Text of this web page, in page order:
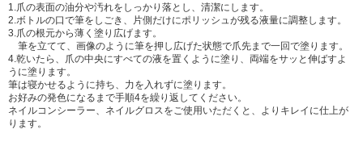
1.爪の表面の油分や汚れをしっかり落とし、清潔にします。
2.ボトルの口で筆をしごき、片側だけにポリッシュが残る液量に調整します。
3.爪の根元から薄く塗り広げます。
筆を立てて、画像のように筆を押し広げた状態で爪先まで一回で塗ります。
4.乾いたら、爪の中央にすべての液を置くように塗り、両端をサッと伸ばすよ
うに塗ります。
筆は寝かせるように持ち、力を入れずに塗ります。
お好みの発色になるまで手順4を繰り返してください。
ネイルコンシーラー、ネイルグロスをご使用いただくと、よりキレイに仕上が
ります。